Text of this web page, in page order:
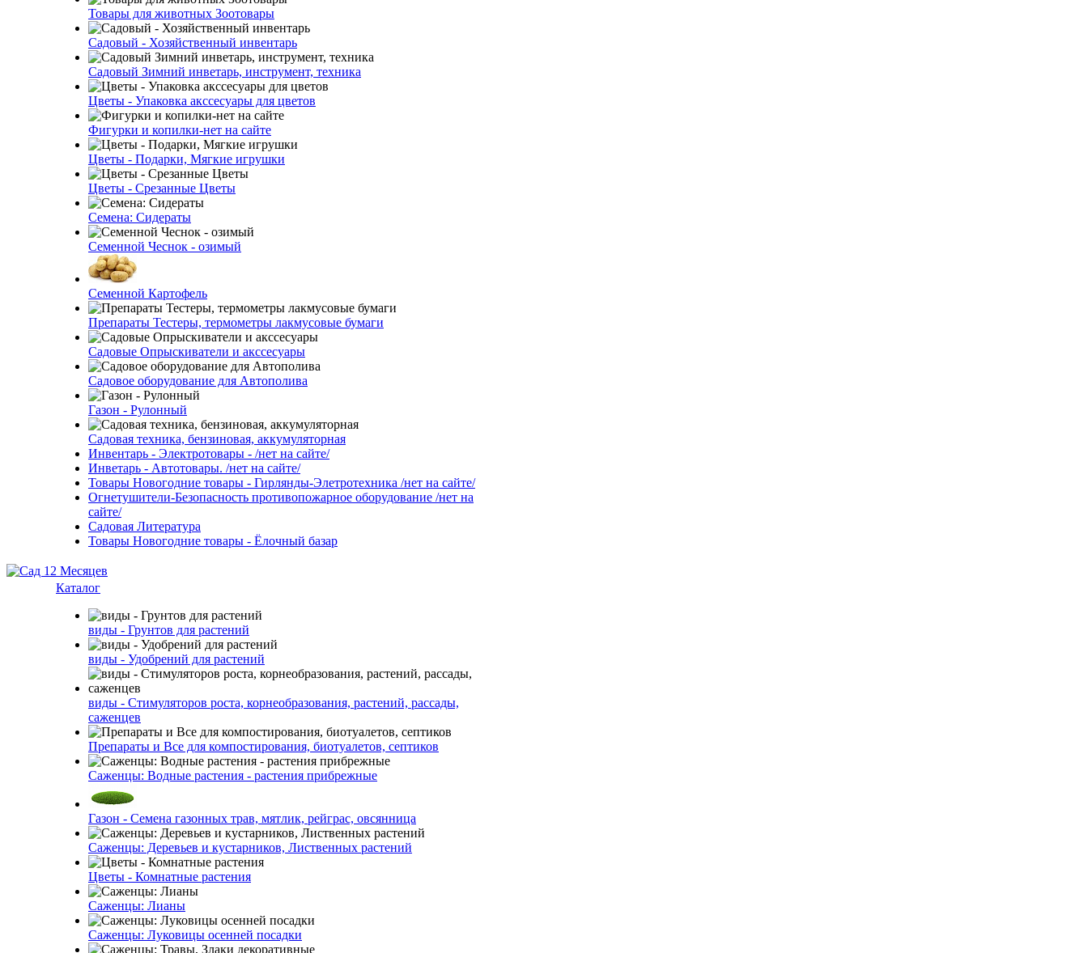
Товары для животных Зоотовары
Садовый - Хозяйственный инвентарь
Садовый Зимний инветарь, инструмент, техника
Цветы - Упаковка акссесуары для цветов
Фигурки и копилки-нет на сайте
Цветы - Подарки, Мягкие игрушки
Цветы - Срезанные Цветы
Семена: Сидераты
Семенной Чеснок - озимый
Семенной Картофель
Препараты Тестеры, термометры лакмусовые бумаги
Садовые Опрыскиватели и акссесуары
Садовое оборудование для Автополива
Газон - Рулонный
Садовая техника, бензиновая, аккумуляторная
Инвентарь - Электротовары - /нет на сайте/
Инветарь - Автотовары. /нет на сайте/
Товары Новогодние товары - Гирлянды-Элетротехника /нет на сайте/
Огнетушители-Безопасность противопожарное оборудование /нет на
сайте/
Садовая Литература
Товары Новогодние товары - Ёлочный базар
Каталог
виды - Грунтов для растений
виды - Удобрений для растений
виды - Стимуляторов роста, корнеобразования, растений, рассады,
саженцев
Препараты и Все для компостирования, биотуалетов, септиков
Саженцы: Водные растения - растения прибрежные
Газон - Семена газонных трав, мятлик, рейграс, овсянница
Саженцы: Деревьев и кустарников, Лиственных растений
Цветы - Комнатные растения
Саженцы: Лианы
Саженцы: Луковицы осенней посадки